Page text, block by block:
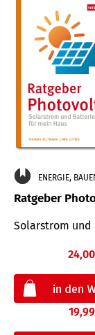
ENERGIE,
Ratgeber
Solarstrom